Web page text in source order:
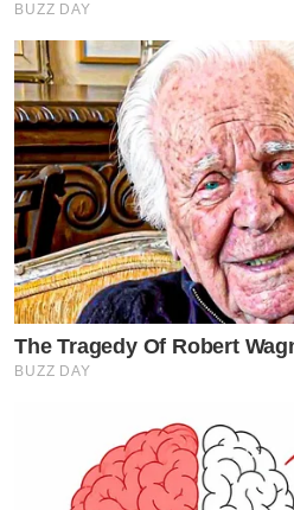
BUZZ DAY
The Tragedy Of Robert
BUZZ DAY